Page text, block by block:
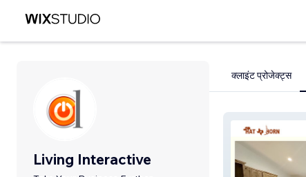
Living Interactive
क्लाइंट प्रोजेक्ट्स